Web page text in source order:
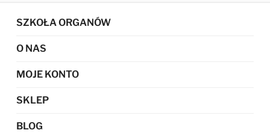
SZKOŁA ORGANÓW
O NAS
MOJE KONTO
SKLEP
BLOG